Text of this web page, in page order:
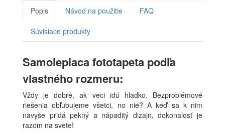
Popis Návod na použitie FAQ
Súvisiace produkty
Samolepiaca fototapeta podľa
vlastného rozmeru:
Vždy je dobré, ak veci idú hladko. Bezproblémové
riešenia obľubujeme všetci, no nie? A keď sa k nim
navyše pridá pekný a nápaditý dizajn, dokonalosť je
razom na svete!